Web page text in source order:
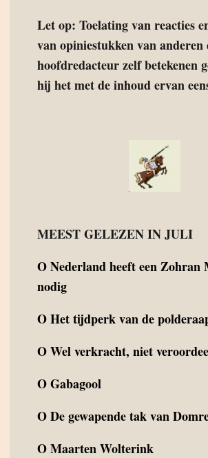
Let op: Toelating van reacties
van opiniestukken van anderen
hoofdredacteur zelf betekenen
hij het met de inhoud ervan
MEEST GELEZEN IN JULI
ONederland heeft een Zohran
nodig
OHet tijdperk van de
OWel verkracht, niet
OGabagool
ODe gewapende tak van
OMaarten Wolterink